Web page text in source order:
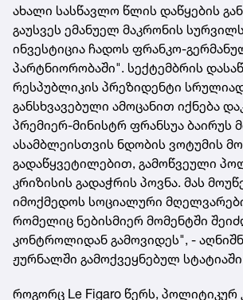
ახალი სასწავლო წლის დაწყების
გაუსვეს ემანუელ მაკრონის
ინვესტიცია ჩადოს ფრანკო-
პარტნიორობაში". სექტემბრის
რესპუბლიკის პრეზიდენტი
განსხვავებული ამოცანით იქნება
პრემიერ-მინისტრ ფრანსუა ბაირუს
ასამბლეისთვის ნდობის ვოტუმის
გადაწყვეტილებით, გამოწვეული
კრიზისის გადაჭრის პოვნა. მას
იმოქმედოს სოციალური
რომელიც ნებისმიერ მომენტში
კონტროლიდან გამოვიდეს", -
ჟურნალში გამოქვეყნებულ
როგორც Le Figaro წერს, პოლიტიკურ